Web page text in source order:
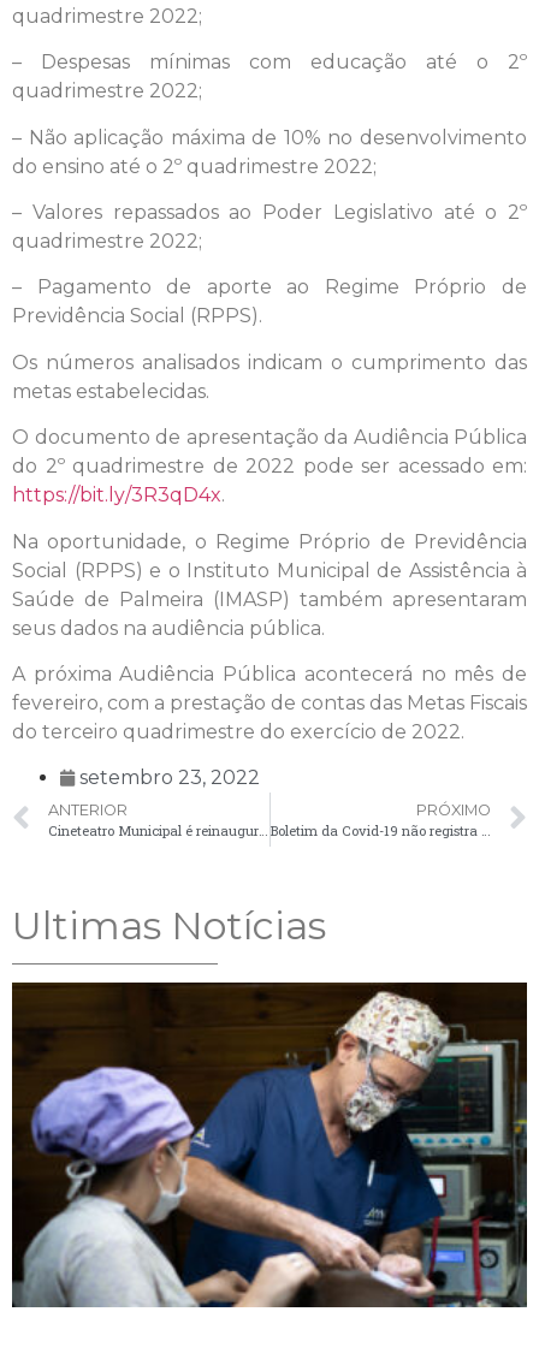
quadrimestre 2022;
– Despesas mínimas com educação até o 2º
quadrimestre 2022;
– Não aplicação máxima de 10% no desenvolvimento
do ensino até o 2º quadrimestre 2022;
– Valores repassados ao Poder Legislativo até o 2º
quadrimestre 2022;
– Pagamento de aporte ao Regime Próprio de
Previdência Social (RPPS).
Os números analisados indicam o cumprimento das
metas estabelecidas.
O documento de apresentação da Audiência Pública
do 2º quadrimestre de 2022 pode ser acessado em:
https://bit.ly/3R3qD4x.
Na oportunidade, o Regime Próprio de Previdência
Social (RPPS) e o Instituto Municipal de Assistência à
Saúde de Palmeira (IMASP) também apresentaram
seus dados na audiência pública.
A próxima Audiência Pública acontecerá no mês de
fevereiro, com a prestação de contas das Metas Fiscais
do terceiro quadrimestre do exercício de 2022.
setembro 23, 2022
ANTERIOR
Cineteatro Municipal é reinaugurado com espetáculo ‘Um pouco de nossa história’
PRÓXIMO
Boletim da Covid-19 não registra novos casos nesta segunda-feira (26)
Ultimas Notícias